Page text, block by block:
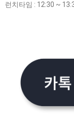
런치타임 : 12:30 ~